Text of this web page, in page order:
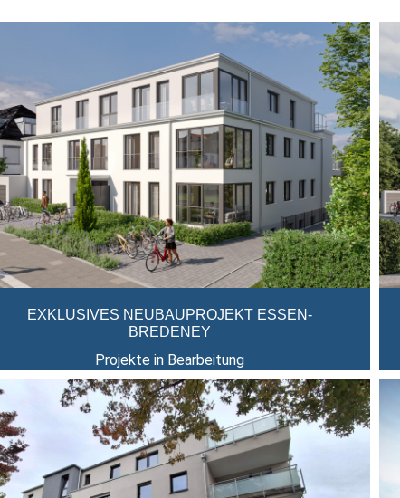
EXKLUSIVES NEUBAUPROJEKT ESSEN-
BREDENEY
Projekte in Bearbeitung